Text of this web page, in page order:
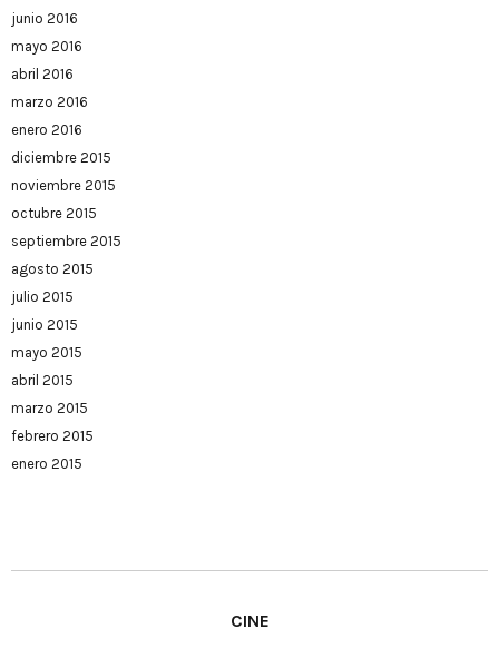
junio 2016
mayo 2016
abril 2016
marzo 2016
enero 2016
diciembre 2015
noviembre 2015
octubre 2015
septiembre 2015
agosto 2015
julio 2015
junio 2015
mayo 2015
abril 2015
marzo 2015
febrero 2015
enero 2015
CINE